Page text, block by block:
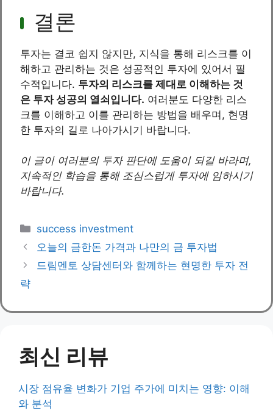
결론
투자는 결코 쉽지 않지만, 지식을 통해 리스크를 이
해하고 관리하는 것은 성공적인 투자에 있어서 필
수적입니다. 투자의 리스크를 제대로 이해하는 것
은 투자 성공의 열쇠입니다. 여러분도 다양한 리스
크를 이해하고 이를 관리하는 방법을 배우며, 현명
한 투자의 길로 나아가시기 바랍니다.
이 글이 여러분의 투자 판단에 도움이 되길 바라며,
지속적인 학습을 통해 조심스럽게 투자에 임하시기
바랍니다.
Categories
success investment
오늘의 금한돈 가격과 나만의 금 투자법
드림멘토 상담센터와 함께하는 현명한 투자 전
략
최신 리뷰
시장 점유율 변화가 기업 주가에 미치는 영향: 이해
와 분석